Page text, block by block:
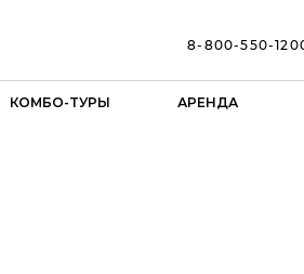
8-800-550-
КОМБО-ТУРЫ АРЕНДА